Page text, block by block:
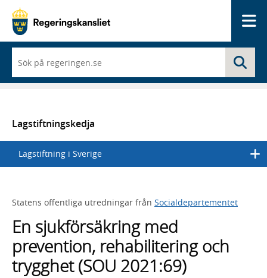
du
börjar
skriva
en
lista
med
sökförslag
Lagstiftningskedja
Lagstiftning i Sverige
Statens offentliga utredningar från Socialdepartementet
En sjukförsäkring med
prevention, rehabilitering och
trygghet (SOU 2021:69)